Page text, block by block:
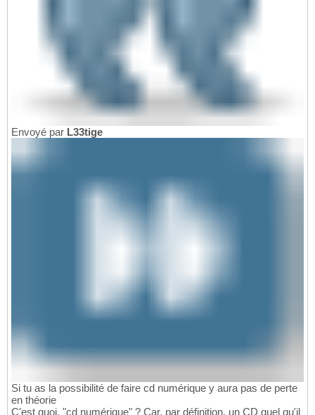
Envoyé par L33tige
Si tu as la possibilité de faire cd numérique y aura pas de perte
en théorie
C'est quoi, "cd numérique" ? Car, par définition, un CD quel qu'il